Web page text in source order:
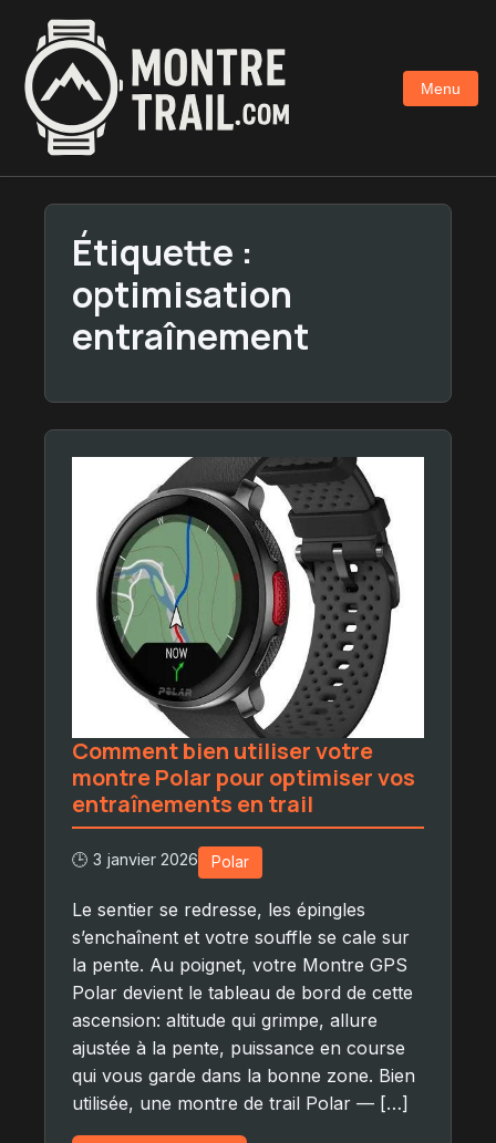
contenu
principal
Menu
Étiquette :
optimisation
entraînement
Comment bien utiliser votre
montre Polar pour optimiser vos
entraînements en trail
🕒 3 janvier 2026 Polar
Le sentier se redresse, les épingles
s’enchaînent et votre souffle se cale sur
la pente. Au poignet, votre Montre GPS
Polar devient le tableau de bord de cette
ascension: altitude qui grimpe, allure
ajustée à la pente, puissance en course
qui vous garde dans la bonne zone. Bien
utilisée, une montre de trail Polar — […]